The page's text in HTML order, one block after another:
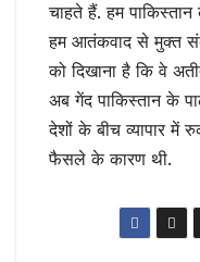
चाहते हैं. हम
हम आतंकवाद से मुक्त
को दिखाना है कि वे
अब गेंद पाकिस्तान के
देशों के बीच व्यापार में
फैसले के कारण थी.